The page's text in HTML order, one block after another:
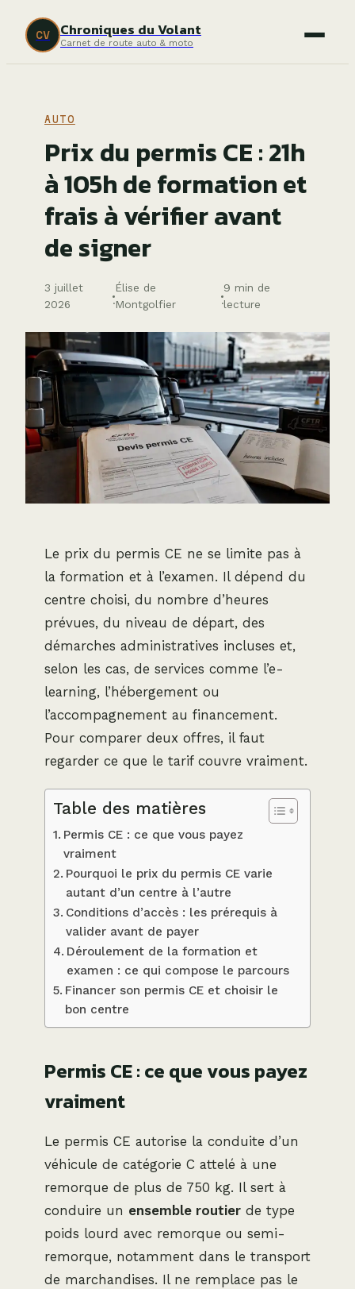
CV Chroniques du Volant
Carnet de route auto & moto
AUTO
Prix du permis CE : 21h
à 105h de formation et
frais à vérifier avant
de signer
3 juillet
2026
·
Élise de
Montgolfier
·
9 min de
lecture
Le prix du permis CE ne se limite pas à
la formation et à l’examen. Il dépend du
centre choisi, du nombre d’heures
prévues, du niveau de départ, des
démarches administratives incluses et,
selon les cas, de services comme l’e-
learning, l’hébergement ou
l’accompagnement au financement.
Pour comparer deux offres, il faut
regarder ce que le tarif couvre vraiment.
Table des matières
Permis CE : ce que vous payez
vraiment
Pourquoi le prix du permis CE varie
autant d’un centre à l’autre
Conditions d’accès : les prérequis à
valider avant de payer
Déroulement de la formation et
examen : ce qui compose le parcours
Financer son permis CE et choisir le
bon centre
Permis CE : ce que vous payez
vraiment
Le permis CE autorise la conduite d’un
véhicule de catégorie C attelé à une
remorque de plus de 750 kg. Il sert à
conduire un ensemble routier de type
poids lourd avec remorque ou semi-
remorque, notamment dans le transport
de marchandises. Il ne remplace pas le